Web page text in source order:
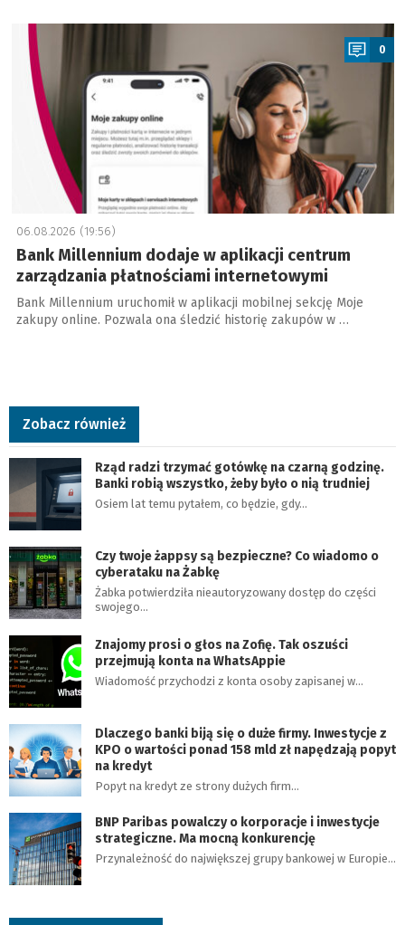
0
06.08.2026 (19:56)
Bank Millennium dodaje w aplikacji centrum
zarządzania płatnościami internetowymi
Bank Millennium uruchomił w aplikacji mobilnej sekcję Moje
zakupy online. Pozwala ona śledzić historię zakupów w …
Zobacz również
Rząd radzi trzymać gotówkę na czarną godzinę.
Banki robią wszystko, żeby było o nią trudniej
Osiem lat temu pytałem, co będzie, gdy…
Czy twoje żappsy są bezpieczne? Co wiadomo o
cyberataku na Żabkę
Żabka potwierdziła nieautoryzowany dostęp do części
swojego…
Znajomy prosi o głos na Zofię. Tak oszuści
przejmują konta na WhatsAppie
Wiadomość przychodzi z konta osoby zapisanej w…
Dlaczego banki biją się o duże firmy. Inwestycje z
KPO o wartości ponad 158 mld zł napędzają popyt
na kredyt
Popyt na kredyt ze strony dużych firm…
BNP Paribas powalczy o korporacje i inwestycje
strategiczne. Ma mocną konkurencję
Przynależność do największej grupy bankowej w Europie…